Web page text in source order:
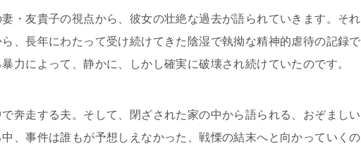
・友貴子の視点から、彼女の壮絶な過去が語られていきます。それ
、長年にわたって受け続けてきた陰湿で執拗な精神的虐待の記録で
力によって、静かに、しかし確実に破壊され続けていたのです。
奔走する夫。そして、閉ざされた家の中から語られる、おぞましい
、事件は誰もが予想しえなかった、戦慄の結末へと向かっていくの